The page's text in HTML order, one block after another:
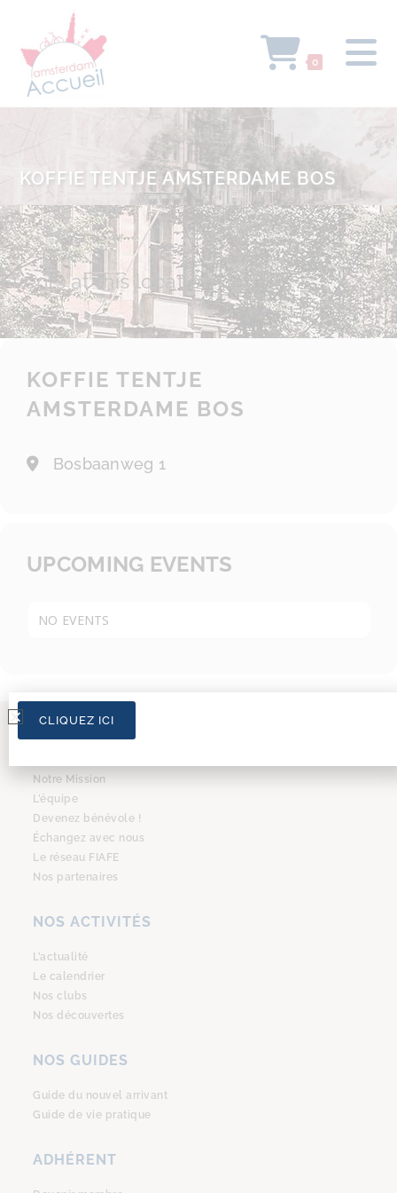
0
KOFFIE TENTJE AMSTERDAME BOS
Events at this location
KOFFIE TENTJE
AMSTERDAME BOS
Bosbaanweg 1
UPCOMING EVENTS
NO EVENTS
L’ASSOCIATION
Notre Mission
L’équipe
Devenez bénévole !
Échangez avec nous
Le réseau FIAFE
Nos partenaires
NOS ACTIVITÉS
L’actualité
Le calendrier
Nos clubs
Nos découvertes
NOS GUIDES
Guide du nouvel arrivant
Guide de vie pratique
ADHÉRENT
CLIQUEZ ICI